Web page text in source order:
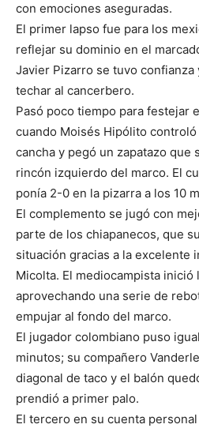
con emociones aseguradas.
El primer lapso fue para los
reflejar su dominio en el
Javier Pizarro se tuvo
techar al cancerbero.
Pasó poco tiempo para festejar
cuando Moisés Hipólito
cancha y pegó un zapatazo que
rincón izquierdo del marco. El
ponía 2-0 en la pizarra a los 10
El complemento se jugó con
parte de los chiapanecos, que
situación gracias a la excelente
Micolta. El mediocampista inició
aprovechando una serie de
empujar al fondo del marco.
El jugador colombiano puso
minutos; su compañero
diagonal de taco y el balón
prendió a primer palo.
El tercero en su cuenta